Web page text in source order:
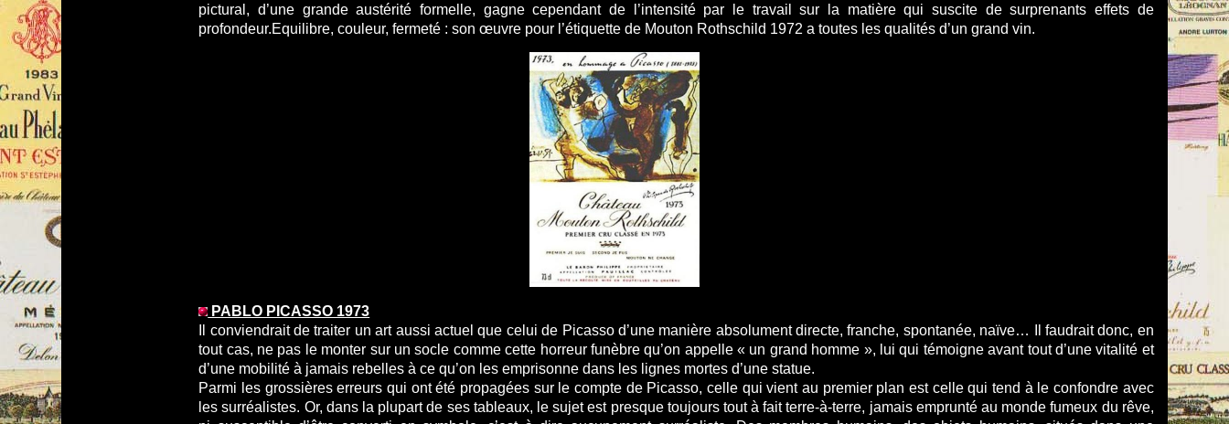
pictural, d’une grande austérité formelle, gagne cependant de l’intensité par le travail sur la matière qui suscite de surprenants effets de
profondeur.Equilibre, couleur, fermeté : son œuvre pour l’étiquette de Mouton Rothschild 1972 a toutes les qualités d’un grand vin.
PABLO PICASSO 1973
Il conviendrait de traiter un art aussi actuel que celui de Picasso d’une manière absolument directe, franche, spontanée, naïve… Il faudrait donc, en
tout cas, ne pas le monter sur un socle comme cette horreur funèbre qu’on appelle « un grand homme », lui qui témoigne avant tout d’une vitalité et
d’une mobilité à jamais rebelles à ce qu’on les emprisonne dans les lignes mortes d’une statue.
Parmi les grossières erreurs qui ont été propagées sur le compte de Picasso, celle qui vient au premier plan est celle qui tend à le confondre avec
les surréalistes. Or, dans la plupart de ses tableaux, le sujet est presque toujours tout à fait terre-à-terre, jamais emprunté au monde fumeux du rêve,